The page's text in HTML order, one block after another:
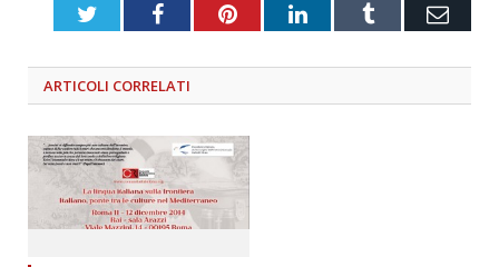
TwitterFacebookPinterestLinkedInTumblr
ARTICOLI CORRELATI